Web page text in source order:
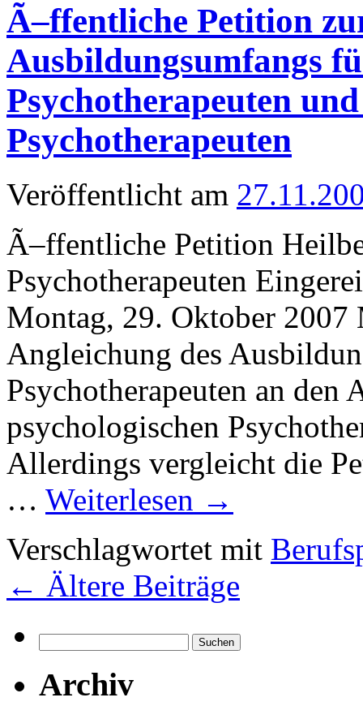
Ã–ffentliche Petition
Ausbildungsumfangs
Psychotherapeuten
Psychotherapeuten
Veröffentlicht am
Ã–ffentliche Petition
Psychotherapeuten
Montag, 29. Oktober
Angleichung des
Psychotherapeuten an den
psychologischen
Allerdings vergleicht die
… Weiterlesen →
Verschlagwortet mit
← Ältere Beiträge
nach:
Archiv